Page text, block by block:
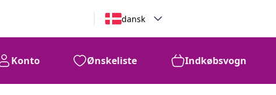
dansk
Konto Ønskeliste Indkøbsvogn